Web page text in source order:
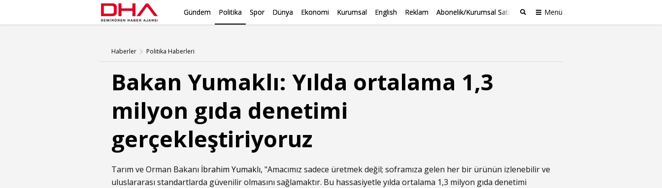
Gündem Politika Spor Dünya Ekonomi Kurumsal English Reklam Abonelik/Kurumsal Satış Menü
Haberler Politika Haberleri
Bakan Yumaklı: Yılda ortalama 1,3
milyon gıda denetimi
gerçekleştiriyoruz
Tarım ve Orman Bakanı İbrahim Yumaklı, "Amacımız sadece üretmek değil; soframıza gelen her bir ürünün izlenebilir ve
uluslararası standartlarda güvenilir olmasını sağlamaktır. Bu hassasiyetle yılda ortalama 1,3 milyon gıda denetimi